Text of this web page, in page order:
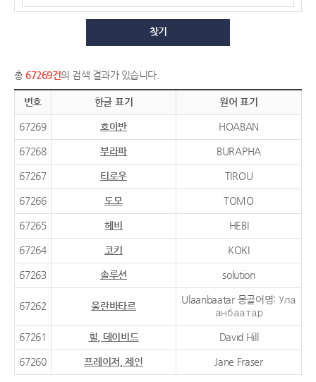
찾기
총 67269건의 검색 결과가 있습니다.
번호 한글 표기 원어 표기
67269 호아반 HOABAN
67268 부라파 BURAPHA
67267 티로우 TIROU
67266 도모 TOMO
67265 헤비 HEBI
67264 코키 KOKI
67263 솔루션 solution
67262 울란바타르
Ulaanbaatar 몽골어명: Ула
анбаатар
67261 힐, 데이비드 David Hill
67260 프레이저, 제인 Jane Fraser